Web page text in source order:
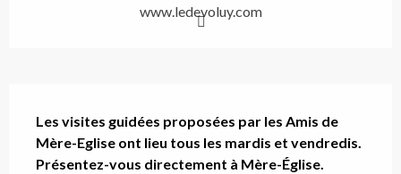
www.ledevoluy.com
Description
Les visites guidées proposées par les Amis de
Mère-Eglise ont lieu tous les mardis et vendredis.
Présentez-vous directement à Mère-Église.